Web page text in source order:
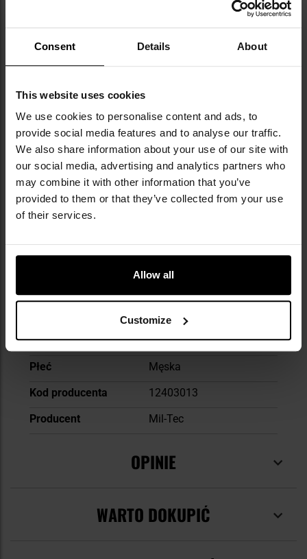
Consent Details About
This website uses cookies
We use cookies to personalise content and ads, to
provide social media features and to analyse our traffic.
We also share information about your use of our site with
our social media, advertising and analytics partners who
may combine it with other information that you’ve
provided to them or that they’ve collected from your use
of their services.
Allow all
Customize
aktywnie wspierając inicjatywę "Social Fair".
Ciekawostką jest oferta replik historycznych
mundurów i wyposażenia wojskowego,
rekonstruktorów.
DANE TECHNICZNE
Więcej
informacji
Kolor główny
Materiał dodatkowy
poliester
Materiał dodatkowy
bawełna
Płeć
Męska
Kod producenta
12403013
Producent
Mil-Tec
OPINIE
WARTO DOKUPIĆ